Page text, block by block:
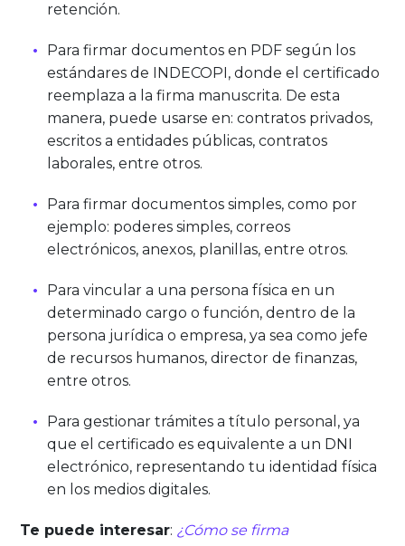
retención.
Para firmar documentos en PDF según los
estándares de INDECOPI, donde el certificado
reemplaza a la firma manuscrita. De esta
manera, puede usarse en: contratos privados,
escritos a entidades públicas, contratos
laborales, entre otros.
Para firmar documentos simples, como por
ejemplo: poderes simples, correos
electrónicos, anexos, planillas, entre otros.
Para vincular a una persona física en un
determinado cargo o función, dentro de la
persona jurídica o empresa, ya sea como jefe
de recursos humanos, director de finanzas,
entre otros.
Para gestionar trámites a título personal, ya
que el certificado es equivalente a un DNI
electrónico, representando tu identidad física
en los medios digitales.
Te puede interesar: ¿Cómo se firma